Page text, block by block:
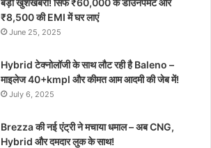
₹8,500 की EMI में घर लाएं
June 25, 2025
Hybrid टेक्नोलॉजी के साथ लौट रही है Baleno –
माइलेज 40+kmpl और कीमत आम आदमी की जेब में!
July 6, 2025
Brezza की नई एंट्री ने मचाया धमाल – अब CNG,
Hybrid और दमदार लुक के साथ!